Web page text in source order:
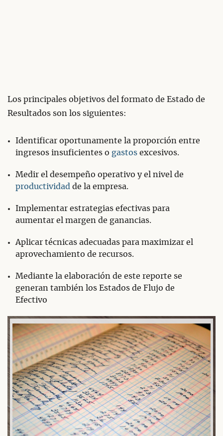
Los principales objetivos del formato de Estado de
Resultados son los siguientes:
Identificar oportunamente la proporción entre
ingresos insuficientes o gastos excesivos.
Medir el desempeño operativo y el nivel de
productividad de la empresa.
Implementar estrategias efectivas para
aumentar el margen de ganancias.
Aplicar técnicas adecuadas para maximizar el
aprovechamiento de recursos.
Mediante la elaboración de este reporte se
generan también los Estados de Flujo de
Efectivo